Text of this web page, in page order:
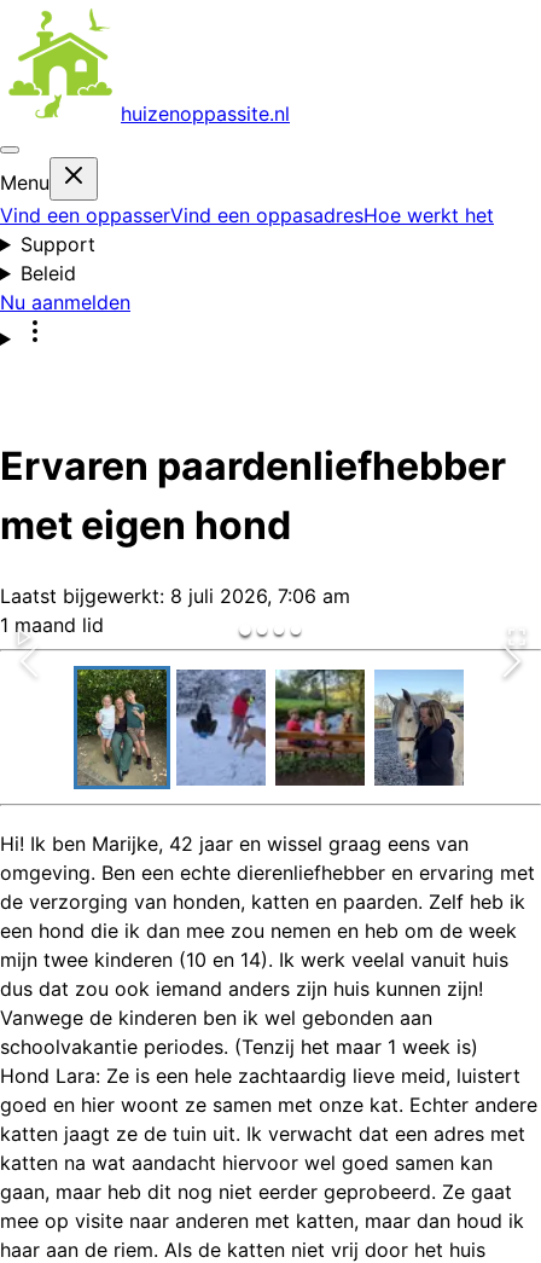
huizenoppassite.nl
Menu
Vind een oppasserVind een oppasadresHoe werkt het
Support
Beleid
Nu aanmelden
Ervaren paardenliefhebber
met eigen hond
Laatst bijgewerkt: 8 juli 2026, 7:06 am
1 maand lid
Hi! Ik ben Marijke, 42 jaar en wissel graag eens van
omgeving. Ben een echte dierenliefhebber en ervaring met
de verzorging van honden, katten en paarden. Zelf heb ik
een hond die ik dan mee zou nemen en heb om de week
mijn twee kinderen (10 en 14). Ik werk veelal vanuit huis
dus dat zou ook iemand anders zijn huis kunnen zijn!
Vanwege de kinderen ben ik wel gebonden aan
schoolvakantie periodes. (Tenzij het maar 1 week is)
Hond Lara: Ze is een hele zachtaardig lieve meid, luistert
goed en hier woont ze samen met onze kat. Echter andere
katten jaagt ze de tuin uit. Ik verwacht dat een adres met
katten na wat aandacht hiervoor wel goed samen kan
gaan, maar heb dit nog niet eerder geprobeerd. Ze gaat
mee op visite naar anderen met katten, maar dan houd ik
haar aan de riem. Als de katten niet vrij door het huis